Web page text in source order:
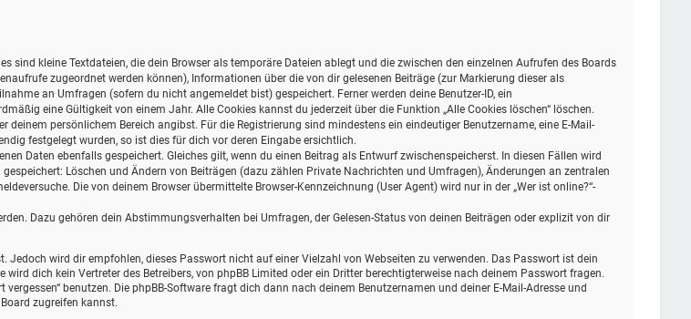
sind kleine Textdateien, die dein Browser als temporäre Dateien ablegt und die zwischen den einzelnen Aufrufen des Boards
zugeordnet werden können), Informationen über die von dir gelesenen Beiträge (zur Markierung dieser als
an Umfragen (sofern du nicht angemeldet bist) gespeichert. Ferner werden deine Benutzer-ID, ein
eine Gültigkeit von einem Jahr. Alle Cookies kannst du jederzeit über die Funktion „Alle Cookies löschen“ löschen.
persönlichem Bereich angibst. Für die Registrierung sind mindestens ein eindeutiger Benutzername, eine E-Mail-
festgelegt wurden, so ist dies für dich vor deren Eingabe ersichtlich.
Daten ebenfalls gespeichert. Gleiches gilt, wenn du einen Beitrag als Entwurf zwischenspeicherst. In diesen Fällen wird
Löschen und Ändern von Beiträgen (dazu zählen Private Nachrichten und Umfragen), Änderungen an zentralen
Die von deinem Browser übermittelte Browser-Kennzeichnung (User Agent) wird nur in der „Wer ist online?“-
Dazu gehören dein Abstimmungsverhalten bei Umfragen, der Gelesen-Status von deinen Beiträgen oder explizit von dir
wird dir empfohlen, dieses Passwort nicht auf einer Vielzahl von Webseiten zu verwenden. Das Passwort ist dein
dich kein Vertreter des Betreibers, von phpBB Limited oder ein Dritter berechtigterweise nach deinem Passwort fragen.
benutzen. Die phpBB-Software fragt dich dann nach deinem Benutzernamen und deiner E-Mail-Adresse und
zugreifen kannst.